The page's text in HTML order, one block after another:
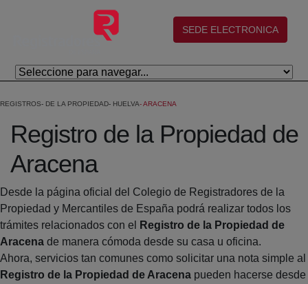
Eduki nagusira joan
(abre en nueva ventana)
SEDE ELECTRONICA
REGISTROS DE LA PROPIEDAD HUELVA ARACENA
Registro de la Propiedad de
Aracena
Desde la página oficial del Colegio de Registradores de la
Propiedad y Mercantiles de España podrá realizar todos los
trámites relacionados con el
Registro de la Propiedad de
Aracena de manera cómoda desde su casa u oficina.
Ahora, servicios tan comunes como solicitar una nota simple al
Registro de la Propiedad de Aracena pueden hacerse desde